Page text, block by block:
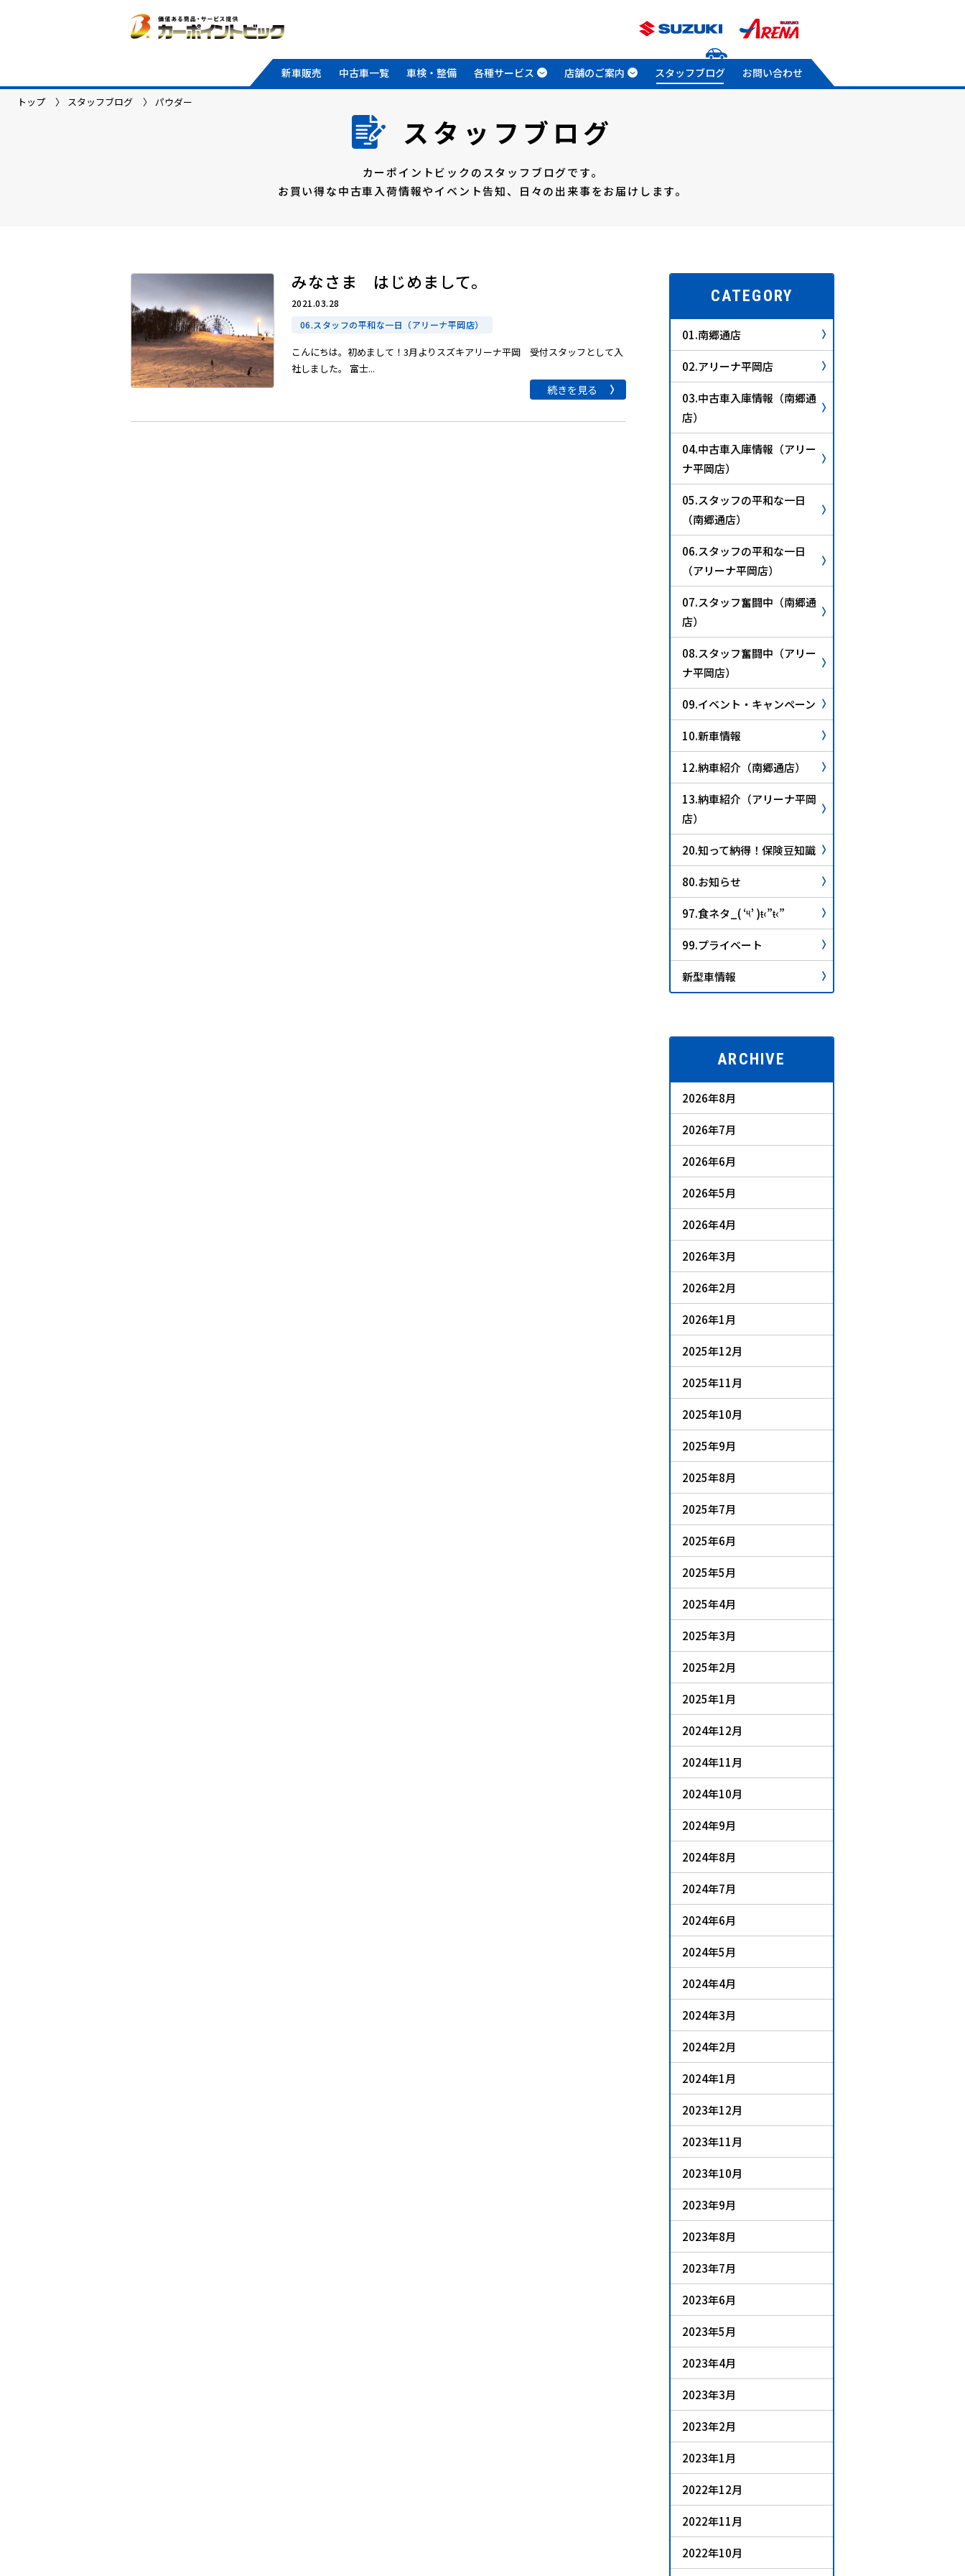
新車販売 中古車一覧 車検・整備 各種サービス 店舗のご案内 スタッフブログ お問い合わせ
トップ スタッフブログ パウダー
スタッフブログ
カーポイントビックのスタッフブログです。
お買い得な中古車入荷情報やイベント告知、
日々の出来事をお届けします。
みなさま はじめまして。
2021.03.28
06.スタッフの平和な一日（アリーナ平岡店）
こんにちは。初めまして！3月よりスズキアリーナ平岡 受付スタッフとして入
社しました。 富士...
続きを見る
CATEGORY
01.南郷通店
02.アリーナ平岡店
03.中古車入庫情報（南郷通
店）
04.中古車入庫情報（アリー
ナ平岡店）
05.スタッフの平和な一日
（南郷通店）
06.スタッフの平和な一日
（アリーナ平岡店）
07.スタッフ奮闘中（南郷通
店）
08.スタッフ奮闘中（アリー
ナ平岡店）
09.イベント・キャンペーン
10.新車情報
12.納車紹介（南郷通店）
13.納車紹介（アリーナ平岡
店）
20.知って納得！保険豆知識
80.お知らせ
97.食ネタ_( ‘༥’ )ŧ‹”ŧ‹”
99.プライベート
新型車情報
ARCHIVE
2026年8月
2026年7月
2026年6月
2026年5月
2026年4月
2026年3月
2026年2月
2026年1月
2025年12月
2025年11月
2025年10月
2025年9月
2025年8月
2025年7月
2025年6月
2025年5月
2025年4月
2025年3月
2025年2月
2025年1月
2024年12月
2024年11月
2024年10月
2024年9月
2024年8月
2024年7月
2024年6月
2024年5月
2024年4月
2024年3月
2024年2月
2024年1月
2023年12月
2023年11月
2023年10月
2023年9月
2023年8月
2023年7月
2023年6月
2023年5月
2023年4月
2023年3月
2023年2月
2023年1月
2022年12月
2022年11月
2022年10月